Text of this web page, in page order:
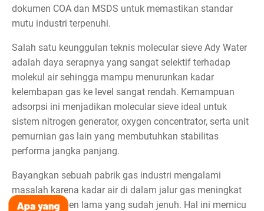
dokumen COA dan MSDS untuk memastikan standar
mutu industri terpenuhi.
Salah satu keunggulan teknis molecular sieve Ady Water
adalah daya serapnya yang sangat selektif terhadap
molekul air sehingga mampu menurunkan kadar
kelembapan gas ke level sangat rendah. Kemampuan
adsorpsi ini menjadikan molecular sieve ideal untuk
sistem nitrogen generator, oxygen concentrator, serta unit
pemurnian gas lain yang membutuhkan stabilitas
performa jangka panjang.
Bayangkan sebuah pabrik gas industri mengalami
masalah karena kadar air di dalam jalur gas meningkat
akibat adsorben lama yang sudah jenuh. Hal ini memicu